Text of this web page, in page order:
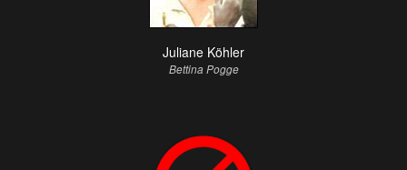
Juliane Köhler
Bettina Pogge